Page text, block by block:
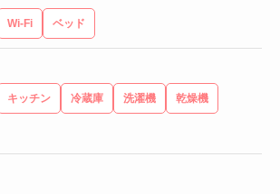
Wi-Fi ベッド
キッチン 冷蔵庫 洗濯機 乾燥機